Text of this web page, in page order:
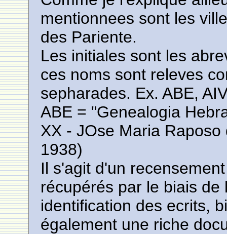
mentionnees sont les
des Pariente.
Les initiales sont les
ces noms sont releves
sepharades. Ex. ABE,
ABE = "Genealogia
XX - JOse Maria
1938)
Il s'agit d'un
récupérés par le biais
identification des ecrits,
également une riche